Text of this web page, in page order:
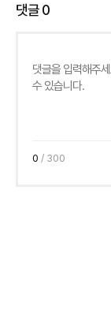
댓글0
0 / 300